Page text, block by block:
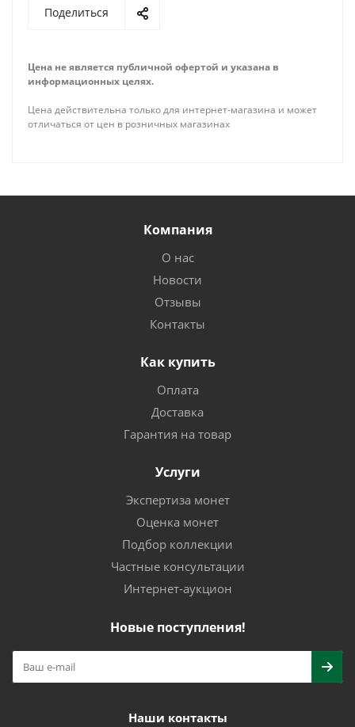
Поделиться
Цена не является публичной офертой и указана в
информационных целях.
Цена действительна только для интернет-магазина и может
отличаться от цен в розничных магазинах
Компания
О нас
Новости
Отзывы
Контакты
Как купить
Оплата
Доставка
Гарантия на товар
Услуги
Экспертиза монет
Оценка монет
Подбор коллекции
Частные консультации
Интернет-аукцион
Новые поступления!
Наши контакты